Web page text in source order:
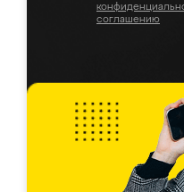
соглашению